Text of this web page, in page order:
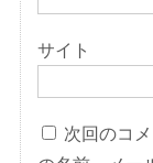
サイト
次回のコ